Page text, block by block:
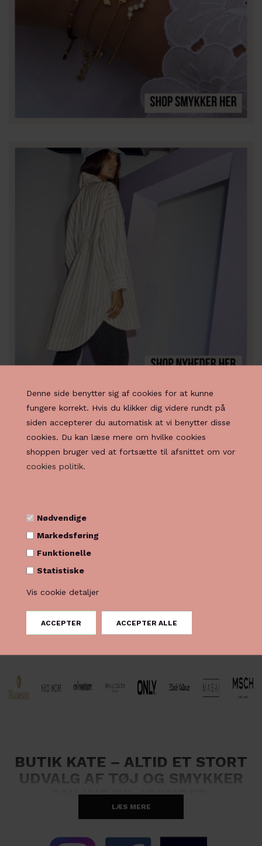
Denne side benytter sig af cookies for at kunne
fungere korrekt. Hvis du klikker dig videre rundt på
siden accepterer du automatisk at vi benytter disse
cookies. Du kan læse mere om hvilke cookies
shoppen bruger ved at fortsætte til afsnittet om vor
cookies politik.
Nødvendige
Markedsføring
Funktionelle
Statistiske
Vis cookie detaljer
BUTIK KATE – ALTID ET STORT
UDVALG AF TØJ OG SMYKKER
ONLINE TIL KVINDER
LÆS MERE